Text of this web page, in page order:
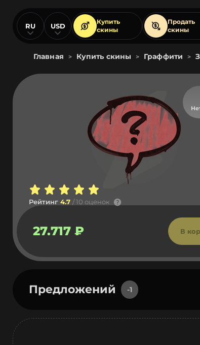
RU USD
Купить
скины
Продать
скины
Главная > Купить скины > Граффити >
Рейтинг 4.7 / 10 оценок
27.717 ₽ В
Предложений -1